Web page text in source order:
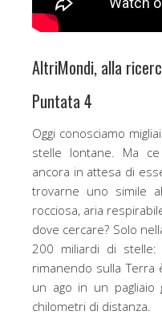
AltriMondi, alla
Puntata 4
Oggi conosciamo
stelle lontane. Ma
ancora in attesa di
trovarne uno simile
rocciosa, aria
dove cercare? Solo
200 miliardi di stelle:
rimanendo sulla
un ago in un pagliaio
chilometri di distanza.